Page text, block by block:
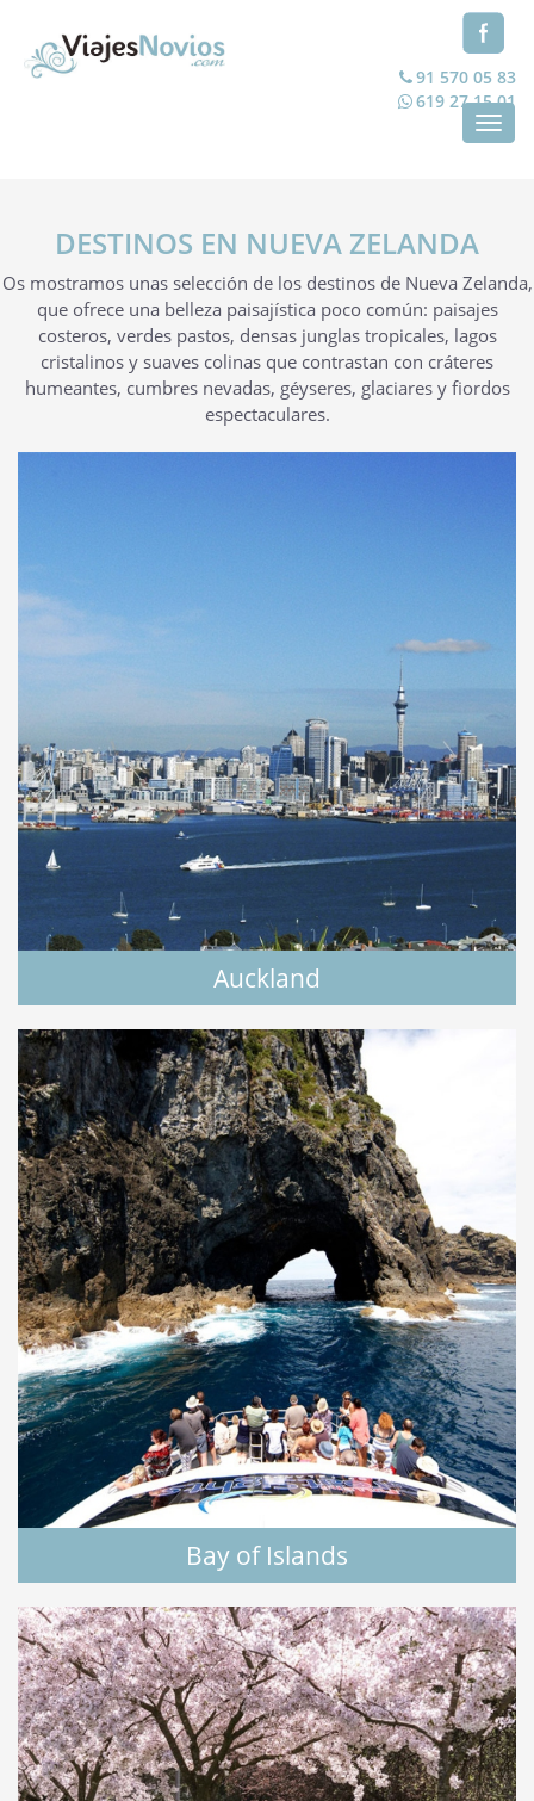
91 570 05 83
619 27 15 01
DESTINOS EN NUEVA ZELANDA
Os mostramos unas selección de los destinos de Nueva Zelanda,
que ofrece una belleza paisajística poco común: paisajes
costeros, verdes pastos, densas junglas tropicales, lagos
cristalinos y suaves colinas que contrastan con cráteres
humeantes, cumbres nevadas, géyseres, glaciares y fiordos
espectaculares.
Auckland
Bay of Islands